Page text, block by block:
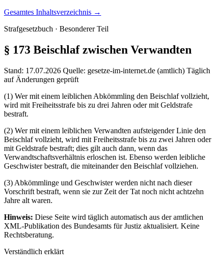
Gesamtes Inhaltsverzeichnis →
Strafgesetzbuch · Besonderer Teil
§ 173 Beischlaf zwischen Verwandten
Stand: 17.07.2026 Quelle: gesetze-im-internet.de (amtlich) Täglich
auf Änderungen geprüft
(1) Wer mit einem leiblichen Abkömmling den Beischlaf vollzieht,
wird mit Freiheitsstrafe bis zu drei Jahren oder mit Geldstrafe
bestraft.
(2) Wer mit einem leiblichen Verwandten aufsteigender Linie den
Beischlaf vollzieht, wird mit Freiheitsstrafe bis zu zwei Jahren oder
mit Geldstrafe bestraft; dies gilt auch dann, wenn das
Verwandtschaftsverhältnis erloschen ist. Ebenso werden leibliche
Geschwister bestraft, die miteinander den Beischlaf vollziehen.
(3) Abkömmlinge und Geschwister werden nicht nach dieser
Vorschrift bestraft, wenn sie zur Zeit der Tat noch nicht achtzehn
Jahre alt waren.
Hinweis: Diese Seite wird täglich automatisch aus der amtlichen
XML-Publikation des Bundesamts für Justiz aktualisiert. Keine
Rechtsberatung.
Verständlich erklärt